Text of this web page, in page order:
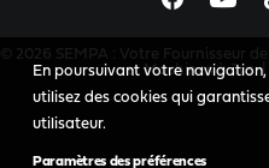
et Machines à Jus.
En poursuivant votre
utilisez des cookies qui
utilisateur.
Paramètres des préférences